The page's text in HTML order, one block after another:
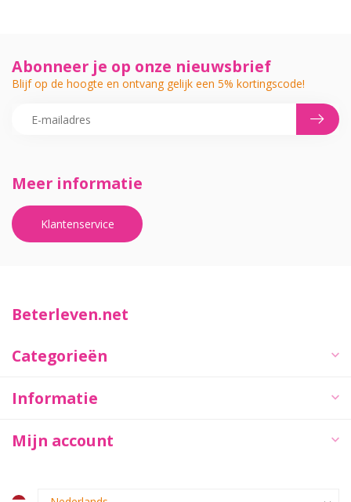
Meer informatie
Klantenservice
Abonneer je op onze nieuwsbrief
Blijf op de hoogte en ontvang gelijk een 5% kortingscode!
Beterleven.net
Categorieën
Informatie
Mijn account